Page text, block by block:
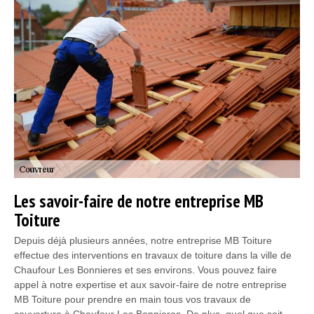
Les savoir-faire de notre entreprise MB
Toiture
Depuis déjà plusieurs années, notre entreprise MB Toiture
effectue des interventions en travaux de toiture dans la ville de
Chaufour Les Bonnieres et ses environs. Vous pouvez faire
appel à notre expertise et aux savoir-faire de notre entreprise
MB Toiture pour prendre en main tous vos travaux de